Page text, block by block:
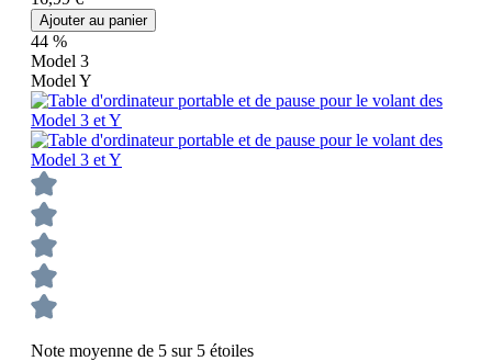
Ajouter au panier
44 %
Model 3
Model Y
Note moyenne de 5 sur 5 étoiles